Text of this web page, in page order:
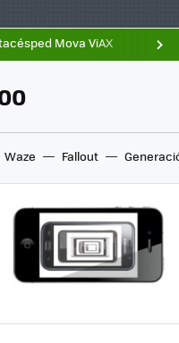
Mova ViAX
Waze Fallout